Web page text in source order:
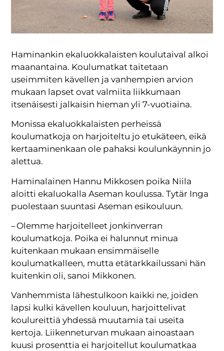
Haminankin ekaluokkalaisten koulutaival alkoi
maanantaina. Koulumatkat taitetaan
useimmiten kävellen ja vanhempien arvion
mukaan lapset ovat valmiita liikkumaan
itsenäisesti jalkaisin hieman yli 7-vuotiaina.
Monissa ekaluokkalaisten perheissä
koulumatkoja on harjoiteltu jo etukäteen, eikä
kertaaminenkaan ole pahaksi koulunkäynnin jo
alettua.
Haminalainen Hannu Mikkosen poika Niila
aloitti ekaluokalla Aseman koulussa. Tytär Inga
puolestaan suuntasi Aseman esikouluun.
– Olemme harjoitelleet jonkinverran
koulumatkoja. Poika ei halunnut minua
kuitenkaan mukaan ensimmäiselle
koulumatkalleen, mutta etätarkkailussani hän
kuitenkin oli, sanoi Mikkonen.
Vanhemmista lähestulkoon kaikki ne, joiden
lapsi kulki kävellen kouluun, harjoittelivat
koulureittiä yhdessä muutamia tai useita
kertoja. Liikenneturvan mukaan ainoastaan
kuusi prosenttia ei harjoitellut koulumatkaa